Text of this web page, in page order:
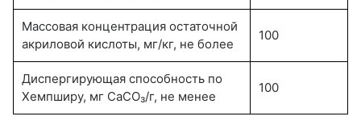
Массовая концентрация остаточной
акриловой кислоты, мг/кг, не более
100
Диспергирующая способность по
Хемпширу, мг СаСО₃/г, не менее
100